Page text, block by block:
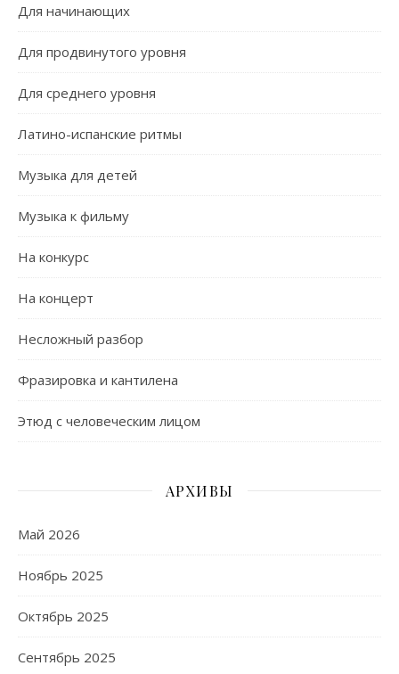
Для начинающих
Для продвинутого уровня
Для среднего уровня
Латино-испанские ритмы
Музыка для детей
Музыка к фильму
На конкурс
На концерт
Несложный разбор
Фразировка и кантилена
Этюд с человеческим лицом
АРХИВЫ
Май 2026
Ноябрь 2025
Октябрь 2025
Сентябрь 2025